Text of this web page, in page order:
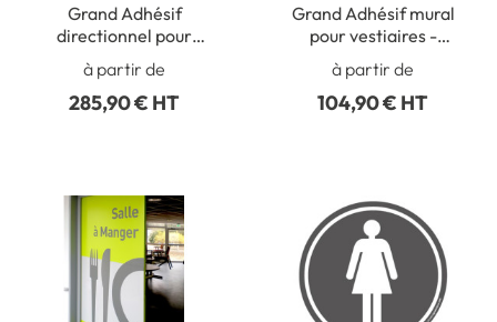
Grand Adhésif
directionnel pour
toilettes - Gamme Trend
Dimensions H 2000 x L
1500 mm
à partir de
285,90 € HT
Grand Adhésif mural
pour vestiaires -
Gamme Trend - H 900 x
L 1000 mm
à partir de
104,90 € HT